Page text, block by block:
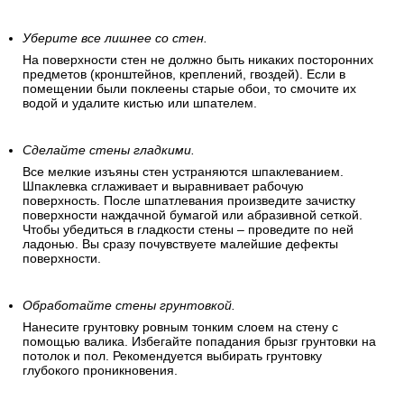
Уберите все лишнее со стен.
На поверхности стен не должно быть никаких посторонних
предметов (кронштейнов, креплений, гвоздей). Если в
помещении были поклеены старые обои, то смочите их
водой и удалите кистью или шпателем.
Сделайте стены гладкими.
Все мелкие изъяны стен устраняются шпаклеванием.
Шпаклевка сглаживает и выравнивает рабочую
поверхность. После шпатлевания произведите зачистку
поверхности наждачной бумагой или абразивной сеткой.
Чтобы убедиться в гладкости стены – проведите по ней
ладонью. Вы сразу почувствуете малейшие дефекты
поверхности.
Обработайте стены грунтовкой.
Нанесите грунтовку ровным тонким слоем на стену с
помощью валика. Избегайте попадания брызг грунтовки на
потолок и пол. Рекомендуется выбирать грунтовку
глубокого проникновения.